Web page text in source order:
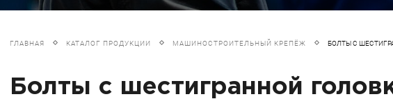
ГЛАВНАЯ КАТАЛОГ ПРОДУКЦИИ МАШИНОСТРОИТЕЛЬНЫЙ КРЕПЁЖ БОЛТЫ С
Болты с шестигранной